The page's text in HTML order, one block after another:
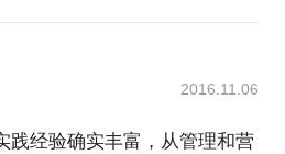
为营销达人？
，当下一定要了解互联网，以
茫，勇于拥抱新技术、新方
2016.11.06
践经验确实丰富，从管理和营